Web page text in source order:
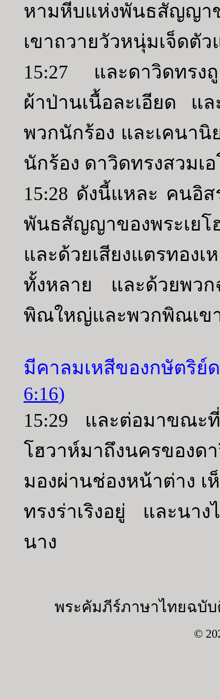
หามหีบแห่งพันธสัญญ
เขาถวายวัวหนุ่มเจ็ดตั
15:27 และดาวิดทรง
ผ้าป่านเนื้อละเอียด แ
พวกนักร้อง และเคนานิ
นักร้อง ดาวิดทรงสวมเ
15:28 ดังนี้แหละ คนอิ
พันธสัญญาของพระเยโ
และด้วยเสียงแตรทอง
ทั้งหลาย และด้วยพวก
พิณใหญ่และพวกพิณเข
มีคาลมเหสีของกษัตริ
6:16)
15:29 และต่อมาขณะ
โฮวาห์มาถึงนครของด
มองผ่านช่องหน้าต่าง เ
ทรงร่าเริงอยู่ และนาง
นาง
พระคัมภีร์ภาษาไทยฉบับ
©